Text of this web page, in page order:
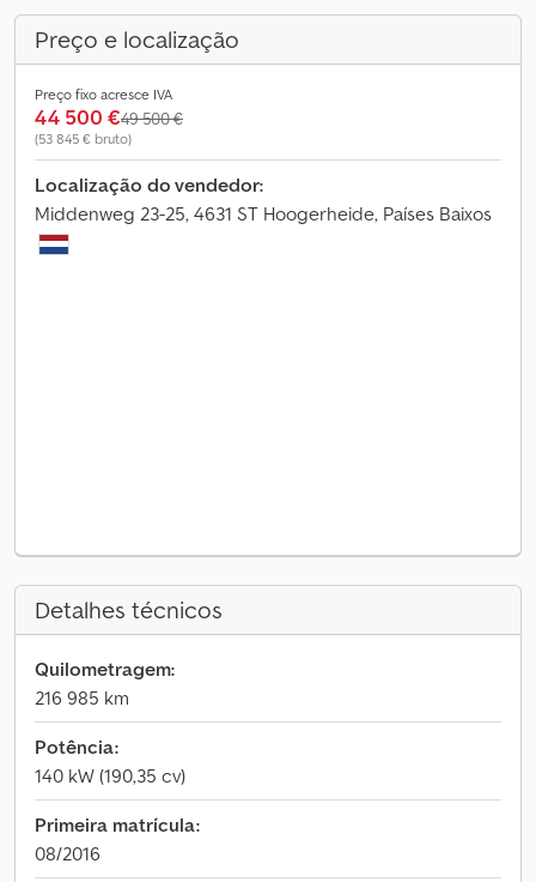
Preço e localização
Preço fixo acresce IVA
44 500 €49 500 €
(53 845 € bruto)
Localização do vendedor:
Middenweg 23-25, 4631 ST Hoogerheide, Países Baixos
Detalhes técnicos
Quilometragem:
216 985 km
Potência:
140 kW (190,35 cv)
Primeira matrícula:
08/2016